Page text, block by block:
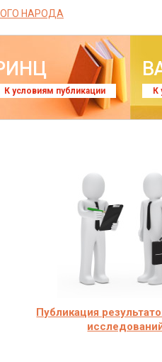
НАРОДА
К условиям публикации К
Публикация